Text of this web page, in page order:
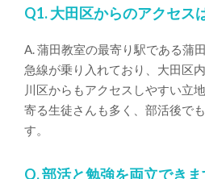
Q1. 大田区からのアクセス
A. 蒲田教室の最寄り駅である蒲
急線が乗り入れており、大田区
川区からもアクセスしやすい立
寄る生徒さんも多く、部活後で
す。
Q. 部活と勉強を両立できま